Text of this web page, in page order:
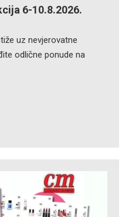
6-10.8.2026.
uz nevjerovatne
odlične ponude na